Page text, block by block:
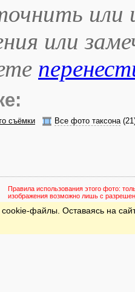
или
или
съёмки Все фото таксона
Правила использования этого фото:
изображения возможно лишь с
файлы. Оставаясь на